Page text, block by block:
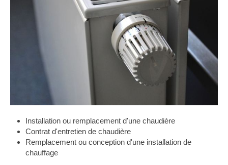
Installation ou remplacement d'une chaudière
Contrat d'entretien de chaudière
Remplacement ou conception d'une installation de
chauffage